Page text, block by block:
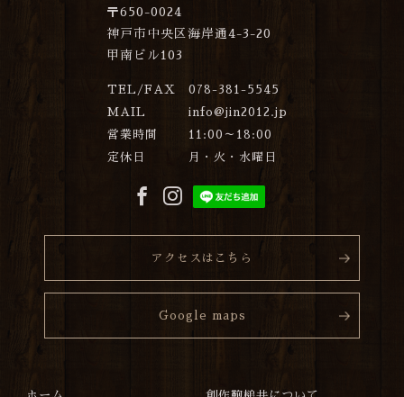
〒650-0024
神戸市中央区海岸通4-3-20
甲南ビル103
TEL/FAX
078-381-5545
MAIL
info@jin2012.jp
営業時間
11:00～18:00
定休日
月・火・水曜日
アクセスはこちら
Google maps